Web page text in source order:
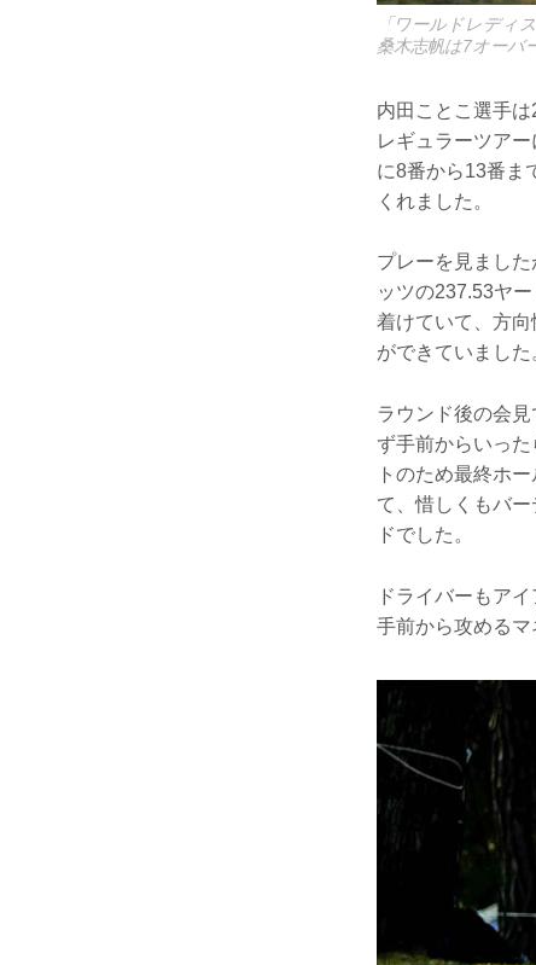
「ワールドレディ
桑木志帆は7オーバ
内田ことこ選手
レギュラーツア
に8番から13番ま
くれました。
プレーを見まし
ッツの237.53ヤ
着けていて、方
ができていました
ラウンド後の会
ず手前からいっ
トのため最終ホ
て、惜しくもバ
ドでした。
ドライバーもア
手前から攻めるマ